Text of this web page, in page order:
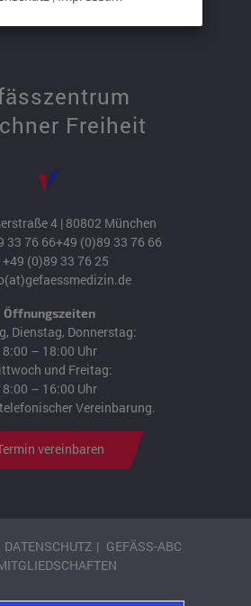
Freiheit
4 | 80802 München
33 76 66+49 (0)89 33 76 66
+49 (0)89 33 76 25
Öffnungszeiten
Dienstag, Donnerstag:
8:00 – 18:00 Uhr
und Freitag:
8:00 – 16:00 Uhr
Vereinbarung.
vereinbaren
DATENSCHUTZ
GEFÄSS-ABC